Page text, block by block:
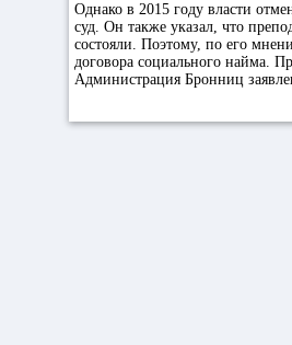
Однако в 2015 году власти
суд. Он также указал, что
состояли. Поэтому, по его
договора социального найма.
Администрация Бронниц